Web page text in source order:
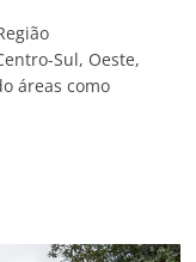
Sul, Oeste,
áreas como